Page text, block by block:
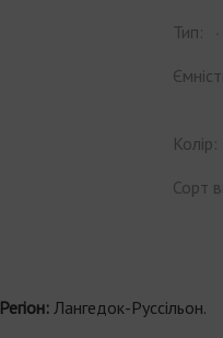
Тип:
Колір:
Сорт
Регіон: Лангедок-Руссільон.